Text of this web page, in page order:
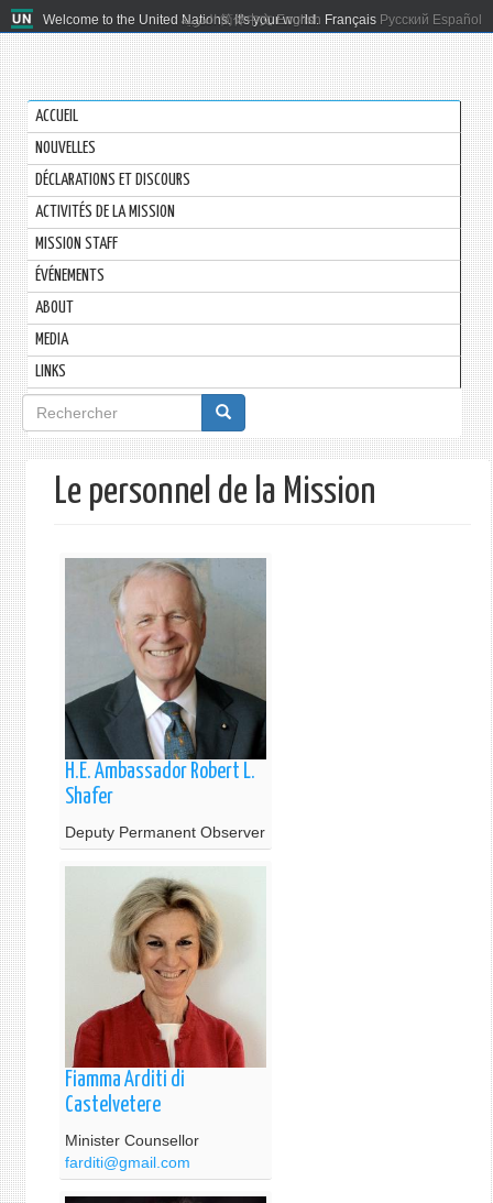
Welcome to the United Nations. It's your world.
العربية 简体中文 English Français Русский Español
ACCUEIL
NOUVELLES
DÉCLARATIONS ET DISCOURS
ACTIVITÉS DE LA MISSION
MISSION STAFF
ÉVÉNEMENTS
ABOUT
MEDIA
LINKS
Formulaire
de
recherche
Le personnel de la Mission
H.E. Ambassador Robert L.
Shafer
Deputy Permanent Observer
Fiamma Arditi di
Castelvetere
Minister Counsellor
farditi@gmail.com